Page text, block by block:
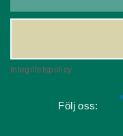
Integritetspolicy
Följ oss: